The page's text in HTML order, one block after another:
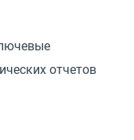
отчетов